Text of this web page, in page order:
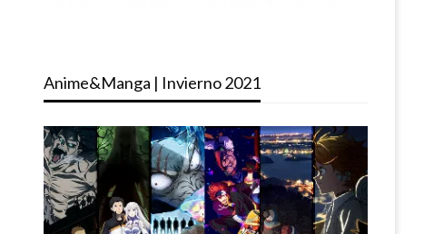
Anime&Manga | Invierno 2021